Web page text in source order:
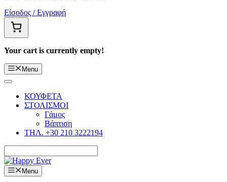
Είσοδος / Εγγραφή
Your cart is currently empty!
Menu
ΚΟΥΦΕΤΑ
ΣΤΟΛΙΣΜΟΙ
Γάμος
Βάπτιση
ΤΗΛ. +30 210 3222194
Menu